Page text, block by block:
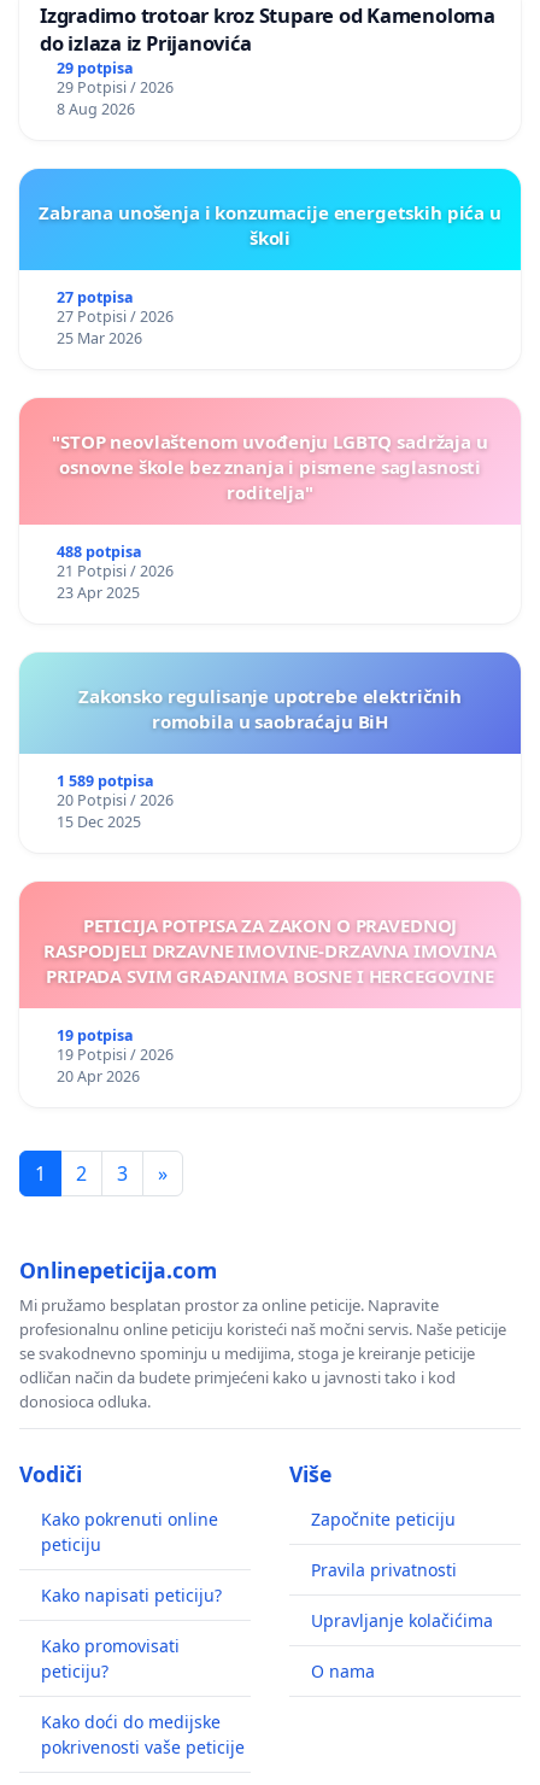
Izgradimo trotoar kroz Stupare od Kamenoloma
do izlaza iz Prijanovića
29 potpisa
29 Potpisi / 2026
8 Aug 2026
Zabrana unošenja i konzumacije energetskih pića u
školi
27 potpisa
27 Potpisi / 2026
25 Mar 2026
"STOP neovlaštenom uvođenju LGBTQ sadržaja u
osnovne škole bez znanja i pismene saglasnosti
roditelja"
488 potpisa
21 Potpisi / 2026
23 Apr 2025
Zakonsko regulisanje upotrebe električnih
romobila u saobraćaju BiH
1 589 potpisa
20 Potpisi / 2026
15 Dec 2025
PETICIJA POTPISA ZA ZAKON O PRAVEDNOJ
RASPODJELI DRZAVNE IMOVINE-DRZAVNA IMOVINA
PRIPADA SVIM GRAĐANIMA BOSNE I HERCEGOVINE
19 potpisa
19 Potpisi / 2026
20 Apr 2026
1 2 3 »
Onlinepeticija.com
Mi pružamo besplatan prostor za online peticije. Napravite
profesionalnu online peticiju koristeći naš močni servis. Naše peticije
se svakodnevno spominju u medijima, stoga je kreiranje peticije
odličan način da budete primjećeni kako u javnosti tako i kod
donosioca odluka.
Vodiči
Kako pokrenuti online
peticiju
Kako napisati peticiju?
Kako promovisati
peticiju?
Kako doći do medijske
pokrivenosti vaše peticije
Više
Započnite peticiju
Pravila privatnosti
Upravljanje kolačićima
O nama